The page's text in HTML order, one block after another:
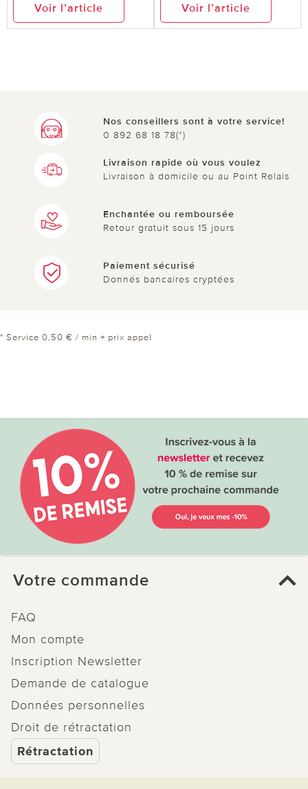
Voir l’article Voir l’article
Nos conseillers sont à votre service!
0 892 68 18 78(*)
Livraison rapide où vous voulez
Livraison à domicile ou au Point Relais
Enchantée ou remboursée
Retour gratuit sous 15 jours
Paiement sécurisé
Donnés bancaires cryptées
* Service 0,50 € / min + prix appel
Votre commande
FAQ
Mon compte
Inscription Newsletter
Demande de catalogue
Données personnelles
Droit de rétractation
Rétractation